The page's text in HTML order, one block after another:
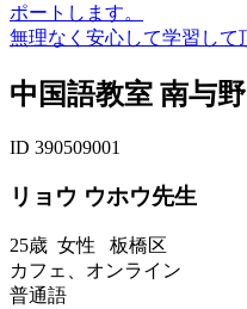
ポートします。
無理なく安心して学習して
中国語教室 南与
ID 390509001
リョウ ウホウ先生
25歳 女性 板橋区
カフェ、オンライン
普通語